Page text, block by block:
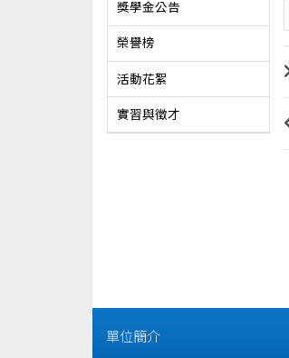
獎學金公告
榮譽榜
活動花絮
實習與徵才
單位簡介